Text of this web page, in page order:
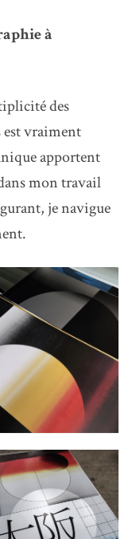
à
des
est vraiment
apportent
mon travail
je navigue